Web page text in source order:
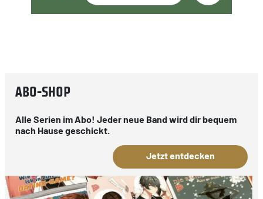
ABO-SHOP
Alle Serien im Abo! Jeder neue Band wird dir bequem
nach Hause geschickt.
Jetzt entdecken